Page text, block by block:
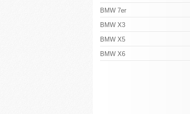
BMW 7er
BMW X3
BMW X5
BMW X6